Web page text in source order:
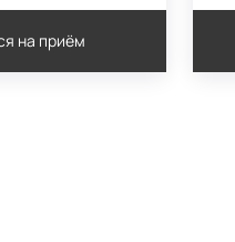
на приём